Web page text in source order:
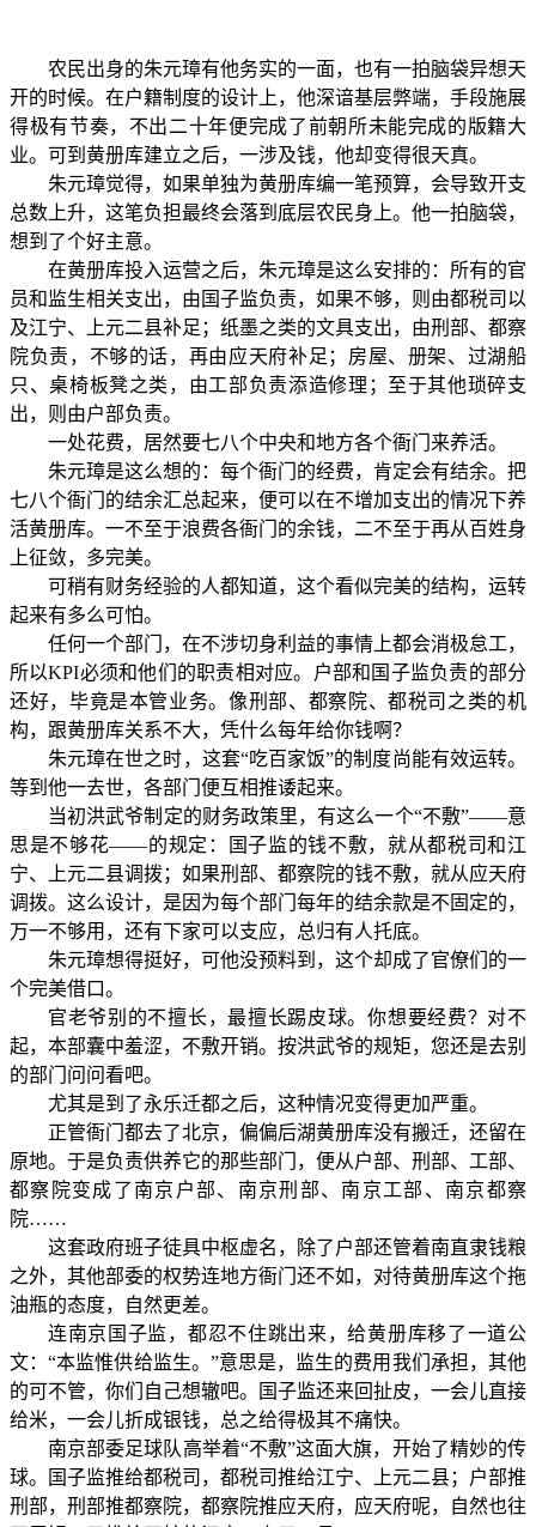
农民出身的朱元璋有他务实的一面，也有一拍脑袋异想天
开的时候。在户籍制度的设计上，他深谙基层弊端，手段施展
得极有节奏，不出二十年便完成了前朝所未能完成的版籍大
业。可到黄册库建立之后，一涉及钱，他却变得很天真。
朱元璋觉得，如果单独为黄册库编一笔预算，会导致开支
总数上升，这笔负担最终会落到底层农民身上。他一拍脑袋，
想到了个好主意。
在黄册库投入运营之后，朱元璋是这么安排的：所有的官
员和监生相关支出，由国子监负责，如果不够，则由都税司以
及江宁、上元二县补足；纸墨之类的文具支出，由刑部、都察
院负责，不够的话，再由应天府补足；房屋、册架、过湖船
只、桌椅板凳之类，由工部负责添造修理；至于其他琐碎支
出，则由户部负责。
一处花费，居然要七八个中央和地方各个衙门来养活。
朱元璋是这么想的：每个衙门的经费，肯定会有结余。把
七八个衙门的结余汇总起来，便可以在不增加支出的情况下养
活黄册库。一不至于浪费各衙门的余钱，二不至于再从百姓身
上征敛，多完美。
可稍有财务经验的人都知道，这个看似完美的结构，运转
起来有多么可怕。
任何一个部门，在不涉切身利益的事情上都会消极怠工，
所以KPI必须和他们的职责相对应。户部和国子监负责的部分
还好，毕竟是本管业务。像刑部、都察院、都税司之类的机
构，跟黄册库关系不大，凭什么每年给你钱啊？
朱元璋在世之时，这套“吃百家饭”的制度尚能有效运转。
等到他一去世，各部门便互相推诿起来。
当初洪武爷制定的财务政策里，有这么一个“不敷”——意
思是不够花——的规定：国子监的钱不敷，就从都税司和江
宁、上元二县调拨；如果刑部、都察院的钱不敷，就从应天府
调拨。这么设计，是因为每个部门每年的结余款是不固定的，
万一不够用，还有下家可以支应，总归有人托底。
朱元璋想得挺好，可他没预料到，这个却成了官僚们的一
个完美借口。
官老爷别的不擅长，最擅长踢皮球。你想要经费？对不
起，本部囊中羞涩，不敷开销。按洪武爷的规矩，您还是去别
的部门问问看吧。
尤其是到了永乐迁都之后，这种情况变得更加严重。
正管衙门都去了北京，偏偏后湖黄册库没有搬迁，还留在
原地。于是负责供养它的那些部门，便从户部、刑部、工部、
都察院变成了南京户部、南京刑部、南京工部、南京都察
院……
这套政府班子徒具中枢虚名，除了户部还管着南直隶钱粮
之外，其他部委的权势连地方衙门还不如，对待黄册库这个拖
油瓶的态度，自然更差。
连南京国子监，都忍不住跳出来，给黄册库移了一道公
文：“本监惟供给监生。”意思是，监生的费用我们承担，其他
的可不管，你们自己想辙吧。国子监还来回扯皮，一会儿直接
给米，一会儿折成银钱，总之给得极其不痛快。
南京部委足球队高举着“不敷”这面大旗，开始了精妙的传
球。国子监推给都税司，都税司推给江宁、上元二县；户部推
刑部，刑部推都察院，都察院推应天府，应天府呢，自然也往